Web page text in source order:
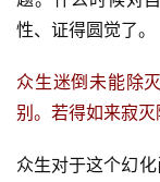
性、证得圆觉了。
众生迷倒未能除
别。若得如来寂灭
众生对于这个幻